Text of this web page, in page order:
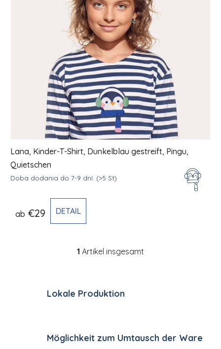
Lana, Kinder-T-Shirt, Dunkelblau gestreift, Pingu,
Quietschen
Doba dodania do 7-9 dní. (>5 St)
ab €29 DETAIL
Steuerelemente der
1 Artikel insgesamt
Lokale Produktion
Möglichkeit zum Umtausch der Ware